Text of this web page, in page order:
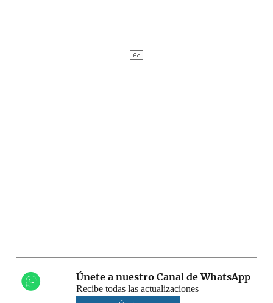
Únete a nuestro Canal de WhatsApp
Recibe todas las actualizaciones